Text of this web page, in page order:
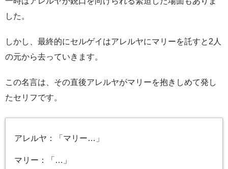
した。
しかし、最終的にセルゲイはアレルヤにマリーを託すと2人
の元から去っていきます。
この名言は、その直後アレルヤがマリーを抱きしめて発し
たセリフです。
アレルヤ：「マリー…」
マリー：「…」